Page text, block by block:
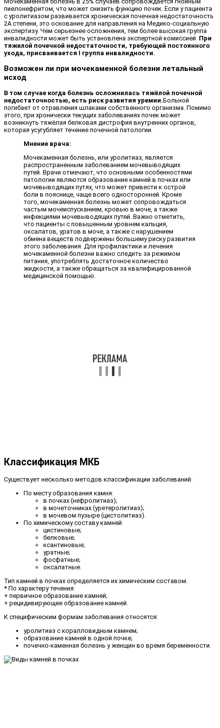
пиелонефритом, что может снизить функцию почек. Если у пациента
с уролитиазом развивается хроническая почечная недостаточность
2А степени, это основание для направления на Медико-социальную
экспертизу. Чем серьезнее осложнения, тем более высокая группа
инвалидности может быть установлена экспертной комиссией. При
тяжелой почечной недостаточности, требующей постоянного
ухода, присваивается I группа инвалидности.
Возможен ли при мочекаменной болезни летальный
исход
В том случае когда болезнь осложнилась тяжёлой почечной
недостаточностью, есть риск развития уремии.Больной
погибает от отравления шлаками собственного организма. Помимо
этого, при хронически текущих заболеваниях почек может
возникнуть тяжёлая белковая дистрофия внутренних органов,
которая усугубляет течение почечной патологии.
Мнение врача:
Мочекаменная болезнь, или уролитиаз, является
распространенным заболеванием мочевыводящих
путей. Врачи отмечают, что основными особенностями
патологии являются образование камней в почках или
мочевыводящих путях, что может привести к острой
боли в пояснице, чаще всего односторонней. Кроме
того, мочекаменная болезнь может сопровождаться
частым мочеиспусканием, кровью в моче, а также
инфекциями мочевыводящих путей. Важно отметить,
что пациенты с повышенным уровнем кальция,
оксалатов, уратов в моче, а также с нарушением
обмена веществ подвержены большему риску развития
этого заболевания. Для профилактики и лечения
мочекаменной болезни важно следить за режимом
питания, употреблять достаточное количество
жидкости, а также обращаться за квалифицированной
медицинской помощью.
Классификация МКБ
Существует несколько методов классификации заболеваний:
По месту образования камня:
в почках (нефролитиаз);
в мочеточниках (уретеролитиаз);
в мочевом пузыре (цистолитиаз).
По химическому составу камней:
цистиновые;
белковые;
ксантиновые;
уратные;
фосфатные;
оксалатные.
Тип камней в почках определяется их химическим составом.
* По характеру течения:
+ первичное образование камней;
+ рецидивирующее образование камней.
К специфическим формам заболевания относятся:
уролитиаз с коралловидным камнем;
образование камней в одной почке;
почечно-каменная болезнь у женщин во время беременности.